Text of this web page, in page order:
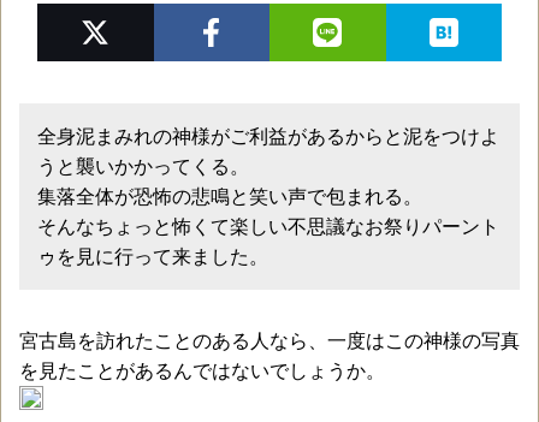
全身泥まみれの神様がご利益があるからと泥をつけよ
うと襲いかかってくる。
集落全体が恐怖の悲鳴と笑い声で包まれる。
そんなちょっと怖くて楽しい不思議なお祭りパーント
ゥを見に行って来ました。
宮古島を訪れたことのある人なら、一度はこの神様の写真
を見たことがあるんではないでしょうか。